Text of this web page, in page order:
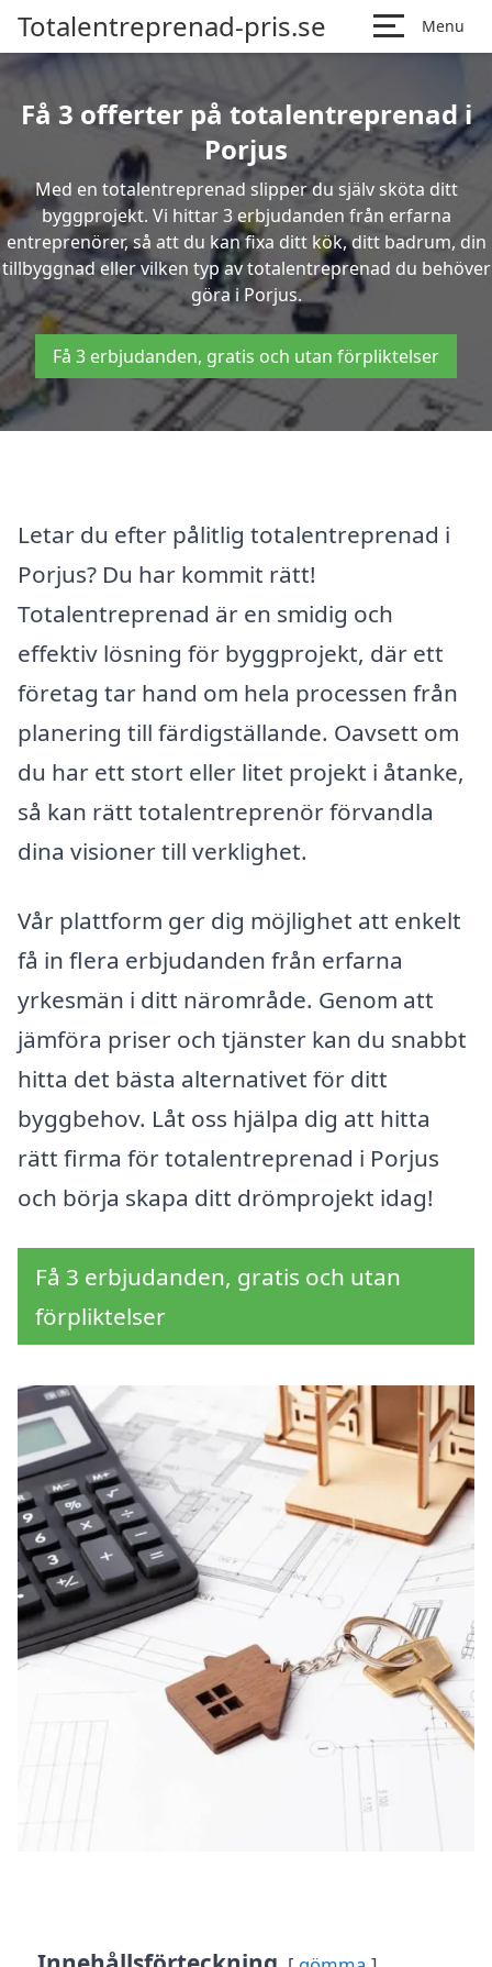
Totalentreprenad-pris.se Menu
Få 3 offerter på totalentreprenad i
Porjus
Med en totalentreprenad slipper du själv sköta ditt
byggprojekt. Vi hittar 3 erbjudanden från erfarna
entreprenörer, så att du kan fixa ditt kök, ditt badrum, din
tillbyggnad eller vilken typ av totalentreprenad du behöver
göra i Porjus.
Få 3 erbjudanden, gratis och utan förpliktelser
Letar du efter pålitlig totalentreprenad i
Porjus? Du har kommit rätt!
Totalentreprenad är en smidig och
effektiv lösning för byggprojekt, där ett
företag tar hand om hela processen från
planering till färdigställande. Oavsett om
du har ett stort eller litet projekt i åtanke,
så kan rätt totalentreprenör förvandla
dina visioner till verklighet.
Vår plattform ger dig möjlighet att enkelt
få in flera erbjudanden från erfarna
yrkesmän i ditt närområde. Genom att
jämföra priser och tjänster kan du snabbt
hitta det bästa alternativet för ditt
byggbehov. Låt oss hjälpa dig att hitta
rätt firma för totalentreprenad i Porjus
och börja skapa ditt drömprojekt idag!
Få 3 erbjudanden, gratis och utan
förpliktelser